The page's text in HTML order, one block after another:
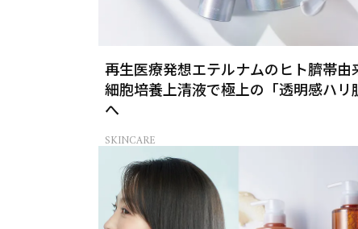
再生医療発想エテルナムのヒト臍帯由
細胞培養上清液で極上の「透明感ハリ
へ
SKINCARE